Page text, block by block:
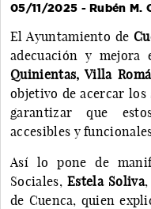
05/11/2025 - Rubén M.
El Ayuntamiento de
adecuación y mejora
Quinientas, Villa
objetivo de acercar
garantizar que
accesibles y
Así lo pone de
Sociales, Estela Soliva,
de Cuenca, quien